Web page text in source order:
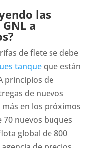
las
a
de flete se debe
tanqueque están
principios de
de nuevos
en los próximos
70 nuevos buques
global de 800